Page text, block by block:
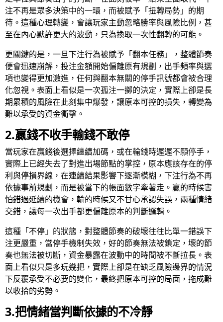
注不再是眾多決策中的一環，而被賦予「扭轉局勢」的期
待。這種心理轉變，會讓玩家主動忽略勝率與風險比例，甚
至在內心默許更大的波動，只為換取一次性翻轉的可能。
更關鍵的是，一旦下注行為被賦予「翻本任務」，整體節奏
便會迅速崩解，投注金額開始偏離原有規劃，出手頻率與選
項也變得更加激進，任何與翻本無關的停手訊號都會被合理
化忽視。表面上看似是一次孤注一擲的決定，實際上卻是長
期累積的風險在此刻集中爆發，讓原本可控的損失，轉變為
難以承受的資金衝擊。
2.贏錢不收手輸錢不敢停
當玩家在贏錢後選擇繼續加碼，或在輸錢時遲遲不願停手，
實際上已經失去了對進出場節點的掌控，原本應該存在的停
利與停損界線，在連續結果影響下逐漸模糊，下注行為不再
依據事前規劃，而是被當下的帳面數字牽著走。贏的時候害
怕錯過延續的機會，輸的時候又不甘心承認失誤，兩種情緒
交錯，讓每一次出手都更偏離原本的判斷邏輯。
這種「不停」的狀態，對整體節奏的破壞往往比單一錯誤下
注更嚴重，當停手機制失效，好的節奏無法被鎖定，壞的節
奏也無法被切斷，資金暴露在波動中的時間被不斷拉長。表
面上看似只是多玩幾把，實際上卻是在缺乏風險邊界的情況
下反覆承受不必要的變化，最終把原本可控的局面，拖成難
以收拾的劣勢。
3.把情緒當判斷依據的不冷靜